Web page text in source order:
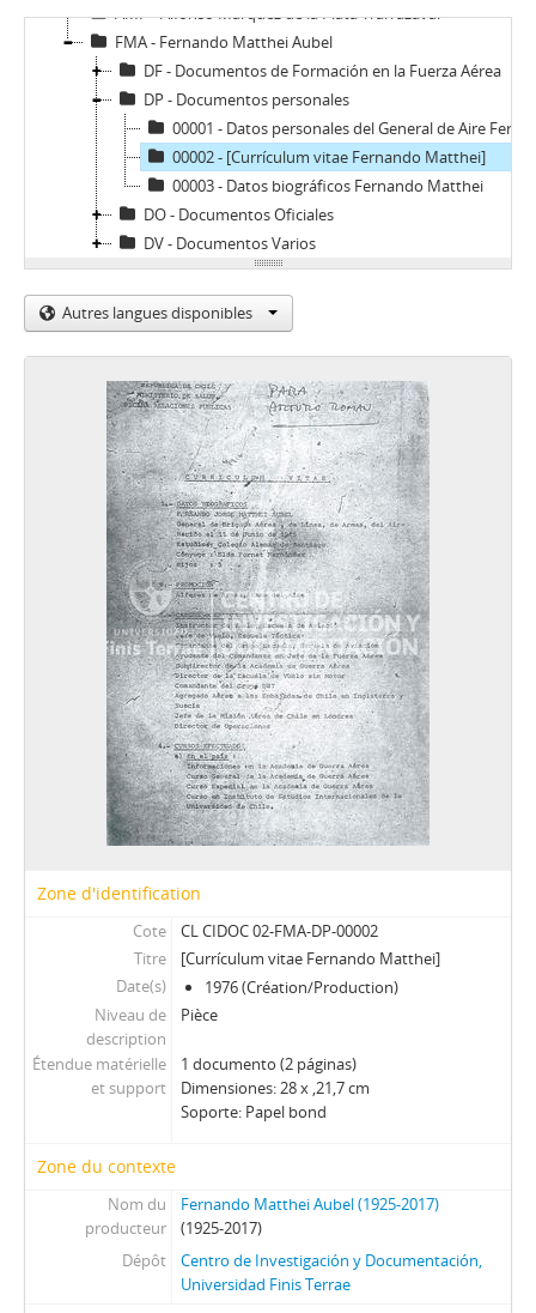
AMP - Alfonso Marquéz de la Plata Yrarrázaval
FMA - Fernando Matthei Aubel
DF - Documentos de Formación en la Fuerza Aérea
DP - Documentos personales
00001 - Datos personales del General de Aire Fernando Matthei
00002 - [Currículum vitae Fernando Matthei]
00003 - Datos biográficos Fernando Matthei
DO - Documentos Oficiales
DV - Documentos Varios
Autres langues disponibles
Zone d'identification
Cote
CL CIDOC 02-FMA-DP-00002
Titre
[Currículum vitae Fernando Matthei]
Date(s)
1976 (Création/Production)
Niveau de
description
Pièce
Étendue matérielle
et support
1 documento (2 páginas)
Dimensiones: 28 x ,21,7 cm
Soporte: Papel bond
Zone du contexte
Nom du
producteur
Fernando Matthei Aubel (1925-2017)
(1925-2017)
Dépôt
Centro de Investigación y Documentación,
Universidad Finis Terrae